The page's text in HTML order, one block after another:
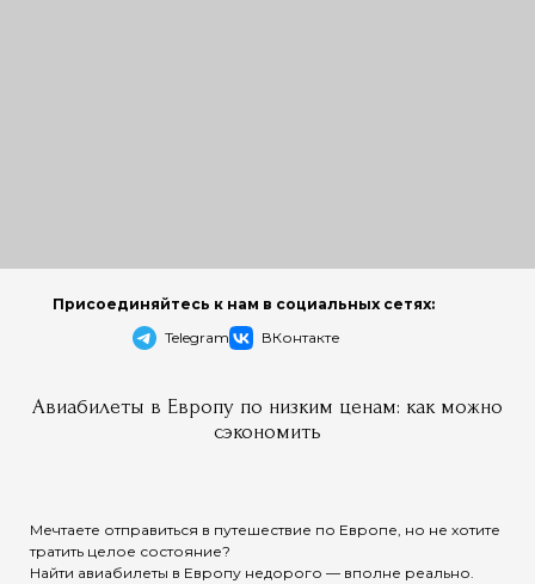
Авиабилеты в Европу по низким ценам: как можно
сэкономить
Мечтаете отправиться в путешествие по Европе, но не хотите
тратить целое состояние?
Найти авиабилеты в Европу недорого — вполне реально.
Telegram ВКонтакте
Присоединяйтесь к нам в социальных сетях: